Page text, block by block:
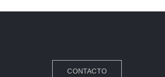
CONTACTO